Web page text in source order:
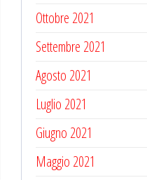
Ottobre 2021
Settembre 2021
Agosto 2021
Luglio 2021
Giugno 2021
Maggio 2021